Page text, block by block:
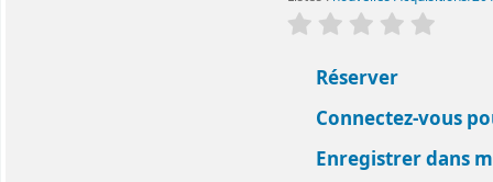
évaluation
Réserver
Connectez-vous
Enregistrer dans